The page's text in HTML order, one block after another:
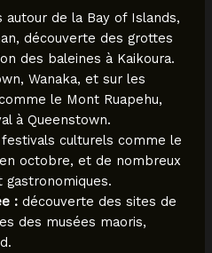
autour de la Bay of Islands,
découverte des grottes
des baleines à Kaikoura.
Wanaka, et sur les
le Mont Ruapehu,
à Queenstown.
festivals culturels comme le
octobre, et de nombreux
gastronomiques.
: découverte des sites de
des musées maoris,